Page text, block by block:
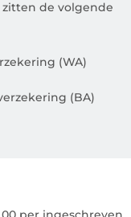
de volgende
(WA)
(BA)